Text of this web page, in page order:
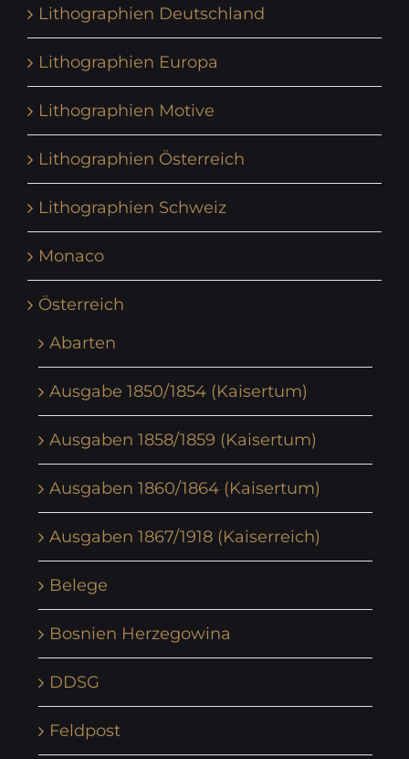
Lithographien Deutschland
Lithographien Europa
Lithographien Motive
Lithographien Österreich
Lithographien Schweiz
Monaco
Österreich
Abarten
Ausgabe 1850/1854 (Kaisertum)
Ausgaben 1858/1859 (Kaisertum)
Ausgaben 1860/1864 (Kaisertum)
Ausgaben 1867/1918 (Kaiserreich)
Belege
Bosnien Herzegowina
DDSG
Feldpost